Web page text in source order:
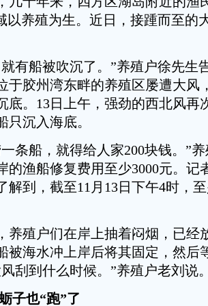
以养殖为生。近日，接踵而至的
有船被吹沉了。”养殖户徐先生
于胶州湾东畔的养殖区屡遭大风
底。13日上午，强劲的西北风再
只沉入海底。
条船，就得给人家200块钱。”
的渔船修复费用至少3000元。记
解到，截至11月13日下午4时，
殖户们在岸上抽着闷烟，已经
被海水冲上岸后将其固定，然后
刮到什么时候。”养殖户老刘说
子也“跑”了